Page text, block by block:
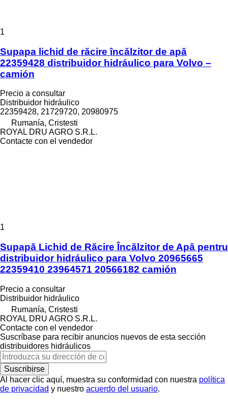
1
Supapa lichid de răcire încălzitor de apă
22359428 distribuidor hidráulico para Volvo –
camión
Precio a consultar
Distribuidor hidráulico
22359428, 21729720, 20980975
Rumanía, Cristesti
ROYAL DRU AGRO S.R.L.
Contacte con el vendedor
1
Supapă Lichid de Răcire Încălzitor de Apă pentru
distribuidor hidráulico para Volvo 20965665
22359410 23964571 20566182 camión
Precio a consultar
Distribuidor hidráulico
Rumanía, Cristesti
ROYAL DRU AGRO S.R.L.
Contacte con el vendedor
Suscríbase para recibir anuncios nuevos de esta sección
distribuidores hidráulicos
Suscribirse
Al hacer clic aquí, muestra su conformidad con nuestra política
de privacidad y nuestro acuerdo del usuario.